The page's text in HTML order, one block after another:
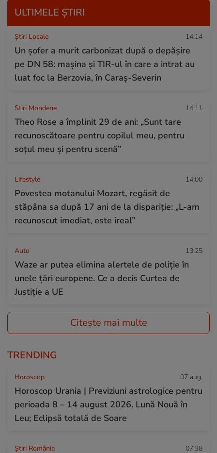
ULTIMELE ȘTIRI
Știri Locale 14:14
Un șofer a murit carbonizat după o depășire
pe DN 58: mașina și TIR-ul în care a intrat au
luat foc la Berzovia, în Caraș-Severin
Stiri Mondene 14:11
Theo Rose a împlinit 29 de ani: „Sunt tare
recunoscătoare pentru copilul meu, pentru
soțul meu și pentru scenă”
Lifestyle 14:00
Povestea motanului Mozart, regăsit de
stăpâna sa după 17 ani de la dispariție: „L-am
recunoscut imediat, este ireal”
Auto 13:25
Waze ar putea elimina alertele de poliție în
unele țări europene. Ce a decis Curtea de
Justiție a UE
Citește mai multe
TRENDING
Horoscop 07 aug.
Horoscop Urania | Previziuni astrologice pentru
perioada 8 – 14 august 2026. Lună Nouă în
Leu; Eclipsă totală de Soare
Știri România 07:38